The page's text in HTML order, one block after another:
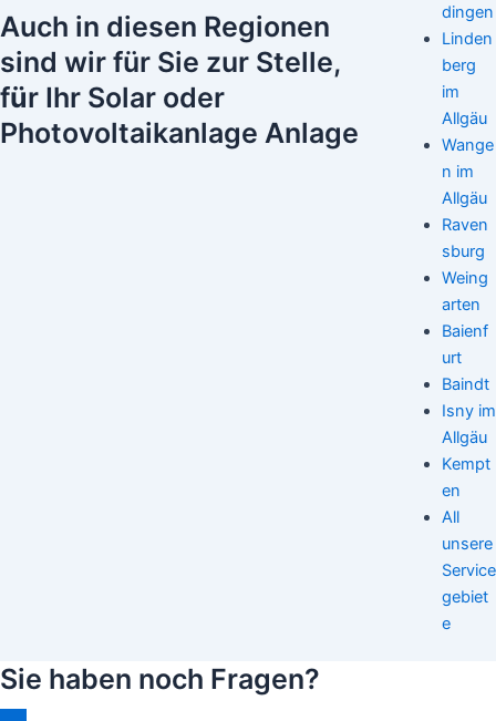
Auch in diesen Regionen
sind wir für Sie zur Stelle,
für Ihr Solar oder
Photovoltaikanlage Anlage
dingen
Linden
berg
im
Allgäu
Wange
n im
Allgäu
Raven
sburg
Weing
arten
Baienf
urt
Baindt
Isny im
Allgäu
Kempt
en
All
unsere
Service
gebiet
e
Sie haben noch Fragen?